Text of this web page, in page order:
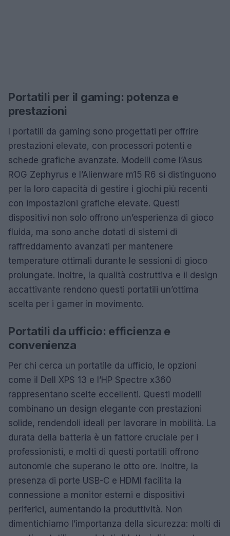
Portatili per il gaming: potenza e
prestazioni
I portatili da gaming sono progettati per offrire
prestazioni elevate, con processori potenti e
schede grafiche avanzate. Modelli come l’Asus
ROG Zephyrus e l’Alienware m15 R6 si distinguono
per la loro capacità di gestire i giochi più recenti
con impostazioni grafiche elevate. Questi
dispositivi non solo offrono un’esperienza di gioco
fluida, ma sono anche dotati di sistemi di
raffreddamento avanzati per mantenere
temperature ottimali durante le sessioni di gioco
prolungate. Inoltre, la qualità costruttiva e il design
accattivante rendono questi portatili un’ottima
scelta per i gamer in movimento.
Portatili da ufficio: efficienza e
convenienza
Per chi cerca un portatile da ufficio, le opzioni
come il Dell XPS 13 e l’HP Spectre x360
rappresentano scelte eccellenti. Questi modelli
combinano un design elegante con prestazioni
solide, rendendoli ideali per lavorare in mobilità. La
durata della batteria è un fattore cruciale per i
professionisti, e molti di questi portatili offrono
autonomie che superano le otto ore. Inoltre, la
presenza di porte USB-C e HDMI facilita la
connessione a monitor esterni e dispositivi
periferici, aumentando la produttività. Non
dimentichiamo l’importanza della sicurezza: molti di